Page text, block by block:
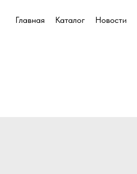
Главная Каталог Новости
Главная Каталог Новости